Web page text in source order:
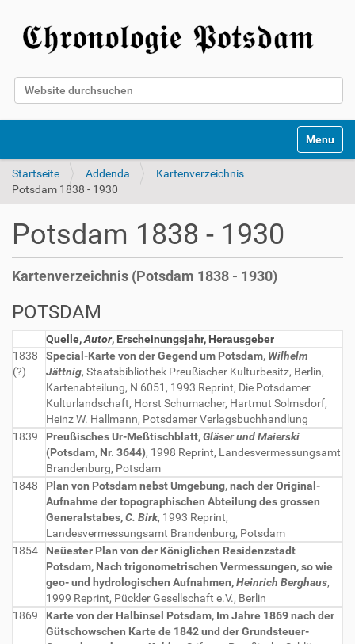
Website durchsuchen
Toggle
Startseite Addenda
Kartenverzeichnis
Potsdam 1838 - 1930
Potsdam 1838 - 1930
Kartenverzeichnis (Potsdam 1838 - 1930)
POTSDAM
Quelle,Autor, Erscheinungsjahr, Herausgeber
1838
(?)
Special-Karte von der Gegend um Potsdam, Wilhelm
Jättnig, Staatsbibliothek Preußischer Kulturbesitz, Berlin,
Kartenabteilung, N 6051, 1993 Reprint, Die Potsdamer
Kulturlandschaft, Horst Schumacher, Hartmut Solmsdorf,
Heinz W. Hallmann, Potsdamer Verlagsbuchhandlung
1839
Preußisches Ur-Meßtischblatt,Gläser und Maierski
(Potsdam, Nr. 3644), 1998 Reprint, Landesvermessungsamt
Brandenburg, Potsdam
1848
Plan von Potsdam nebst Umgebung, nach der Original-
Aufnahme der topographischen Abteilung des grossen
Generalstabes,C. Birk, 1993 Reprint,
Landesvermessungsamt Brandenburg, Potsdam
1854
Neüester Plan von der Königlichen Residenzstadt
Potsdam, Nach trigonometrischen Vermessungen, so wie
geo- und hydrologischen Aufnahmen,Heinrich Berghaus,
1999 Reprint, Pückler Gesellschaft e.V., Berlin
1869
Karte von der Halbinsel Potsdam, Im Jahre 1869 nach der
Gütschowschen Karte de 1842 und der Grundsteuer-